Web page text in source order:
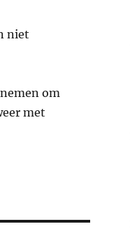
niet
om
met